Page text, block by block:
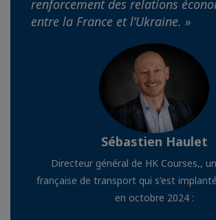
renforcement des relations
entre la France et l’Ukraine. »
Sébastien Haulet
Directeur général de HK Courses,,
française de transport qui s'est
en octobre 2024 :